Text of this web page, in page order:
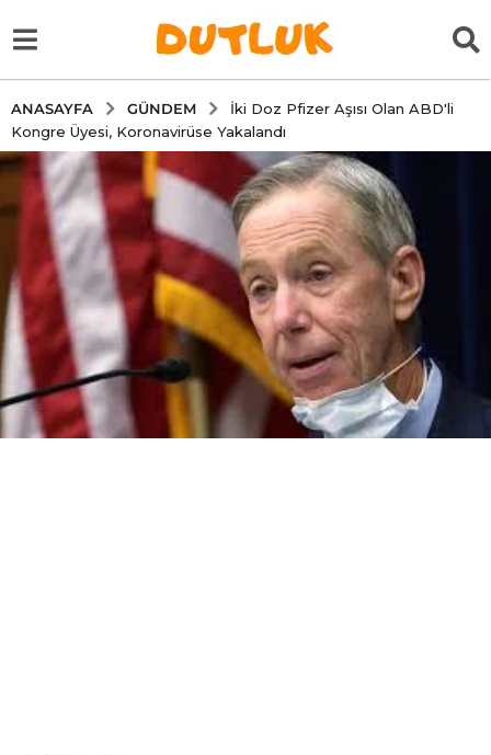
ANASAYFA GÜNDEM
İki Doz Pfizer Aşısı Olan ABD'li
Kongre Üyesi, Koronavirüse Yakalandı